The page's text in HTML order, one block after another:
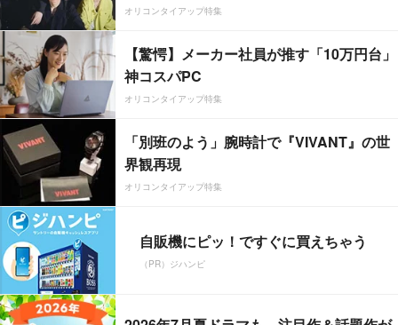
オリコンタイアップ特集
【驚愕】メーカー社員が推す「10万円台」
神コスパPC
オリコンタイアップ特集
「別班のよう」腕時計で『VIVANT』の世
界観再現
オリコンタイアップ特集
自販機にピッ！ですぐに買えちゃう
（PR）ジハンピ